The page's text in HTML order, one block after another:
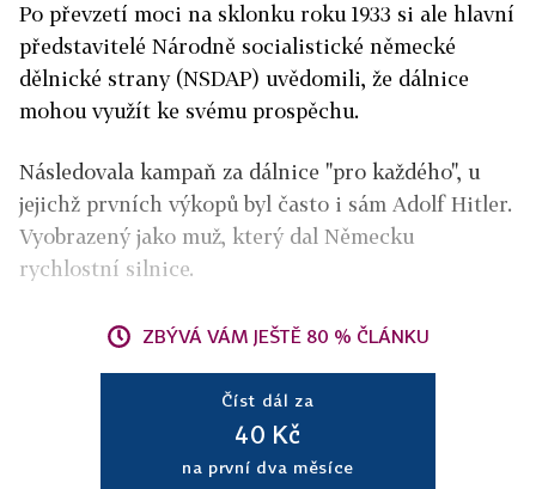
Po převzetí moci na sklonku roku 1933 si ale hlavní
představitelé Národně socialistické německé
dělnické strany (NSDAP) uvědomili, že dálnice
mohou využít ke svému prospěchu.
Následovala kampaň za dálnice "pro každého", u
jejichž prvních výkopů byl často i sám Adolf Hitler.
Vyobrazený jako muž, který dal Německu
rychlostní silnice.
ZBÝVÁ VÁM JEŠTĚ 80 % ČLÁNKU
Číst dál za
40 Kč
na první dva měsíce